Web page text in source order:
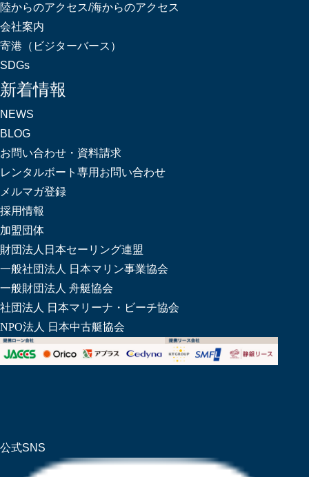
陸からのアクセス/海からのアクセス
会社案内
寄港（ビジターバース）
SDGs
新着情報
NEWS
BLOG
お問い合わせ・資料請求
レンタルボート専用お問い合わせ
メルマガ登録
採用情報
加盟団体
財団法人日本セーリング連盟
一般社団法人 日本マリン事業協会
一般財団法人 舟艇協会
社団法人 日本マリーナ・ビーチ協会
NPO法人 日本中古艇協会
公式SNS